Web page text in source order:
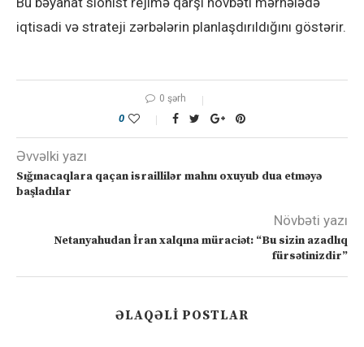
iqtisadi və strateji zərbələrin planlaşdırıldığını göstərir.
0 şərh
0
Əvvəlki yazı
Sığınacaqlara qaçan israillilər mahnı oxuyub dua etməyə
başladılar
Növbəti yazı
Netanyahudan İran xalqına müraciət: “Bu sizin azadlıq
fürsətinizdir”
ƏLAQƏLI POSTLAR